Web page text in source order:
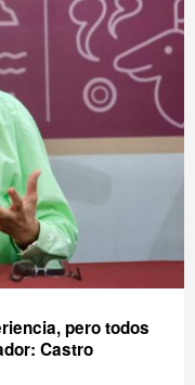
pero todos
Castro